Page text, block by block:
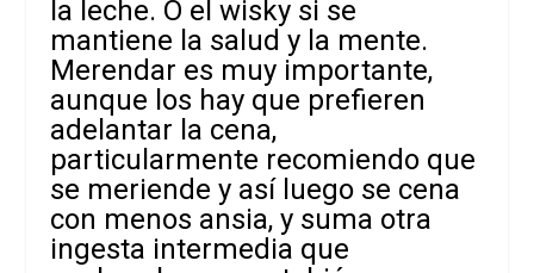
la leche. O el wisky si se
mantiene la salud y la mente.
Merendar es muy importante,
aunque los hay que prefieren
adelantar la cena,
particularmente recomiendo que
se meriendey así luego se cena
con menos ansia, y suma otra
ingesta intermedia que